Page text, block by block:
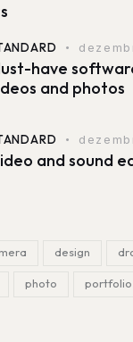
have
and photos
and sound
design
photo portfolio